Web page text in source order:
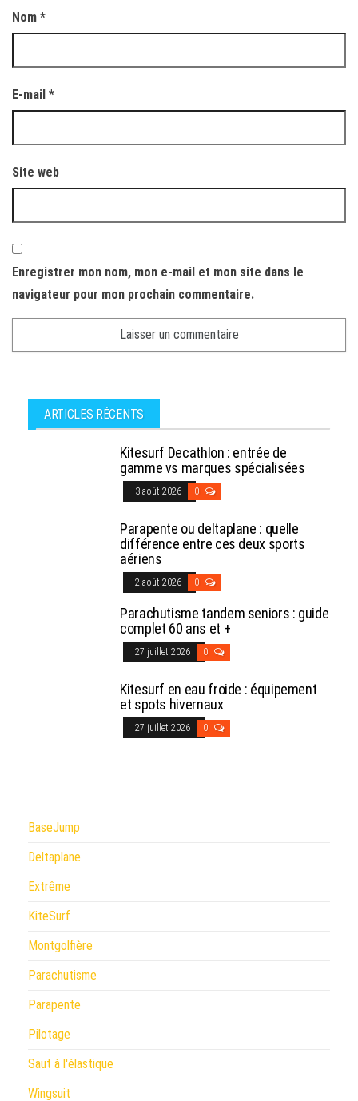
Nom *
E-mail *
Site web
Enregistrer mon nom, mon e-mail et mon site dans le
navigateur pour mon prochain commentaire.
ARTICLES RÉCENTS
Kitesurf Decathlon : entrée de
gamme vs marques spécialisées
3 août 2026 0
Parapente ou deltaplane : quelle
différence entre ces deux sports
aériens
2 août 2026 0
Parachutisme tandem seniors : guide
complet 60 ans et +
27 juillet 2026 0
Kitesurf en eau froide : équipement
et spots hivernaux
27 juillet 2026 0
BaseJump
Deltaplane
Extrême
KiteSurf
Montgolfière
Parachutisme
Parapente
Pilotage
Saut à l'élastique
Wingsuit